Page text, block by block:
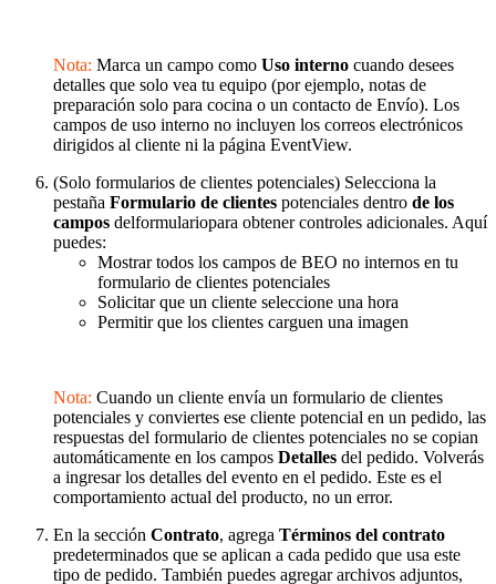
Nota: Marca un campo como Uso interno cuando desees
detalles que solo vea tu equipo (por ejemplo, notas de
preparación solo para cocina o un contacto de Envío). Los
campos de uso interno no incluyen los correos electrónicos
dirigidos al cliente ni la página EventView.
(Solo formularios de clientes potenciales) Selecciona la
pestaña Formulario de clientes potenciales dentro de los
campos delformulariopara obtener controles adicionales. Aquí
puedes:
Mostrar todos los campos de BEO no internos en tu
formulario de clientes potenciales
Solicitar que un cliente seleccione una hora
Permitir que los clientes carguen una imagen
Nota: Cuando un cliente envía un formulario de clientes
potenciales y conviertes ese cliente potencial en un pedido, las
respuestas del formulario de clientes potenciales no se copian
automáticamente en los campos Detalles del pedido. Volverás
a ingresar los detalles del evento en el pedido. Este es el
comportamiento actual del producto, no un error.
En la sección Contrato, agrega Términos del contrato
predeterminados que se aplican a cada pedido que usa este
tipo de pedido. También puedes agregar archivos adjuntos,